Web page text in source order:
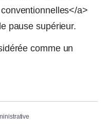
a>
pause supérieur.
comme un